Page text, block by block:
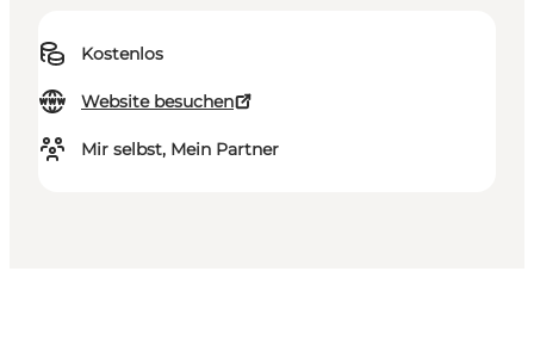
Kostenlos
Website besuchen
Mir selbst, Mein Partner